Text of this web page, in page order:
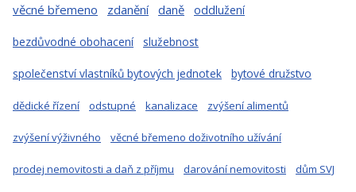
věcné břemeno
zdanění daně oddlužení
bezdůvodné obohacení služebnost
společenství vlastníků bytových jednotek bytové družstvo
dědické řízení odstupné kanalizace zvýšení alimentů
zvýšení výživného věcné břemeno doživotního užívání
prodej nemovitosti a daň z příjmu darování nemovitosti dům SVJ